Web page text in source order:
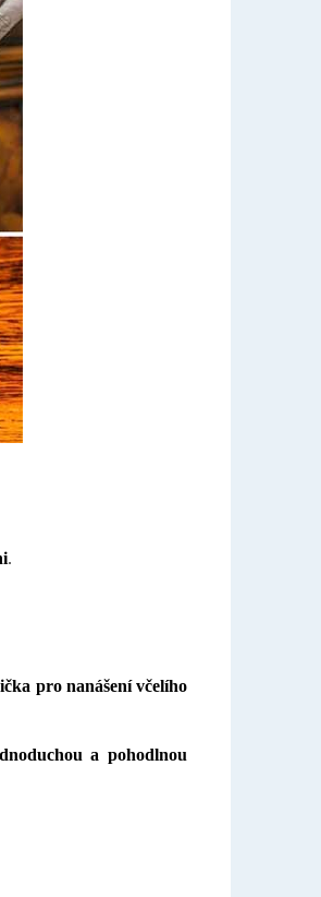
.
pro nanášení včelího
a pohodlnou